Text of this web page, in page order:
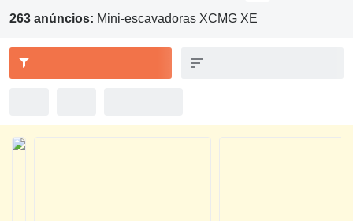
263 anúncios: Mini-escavadoras XCMG XE